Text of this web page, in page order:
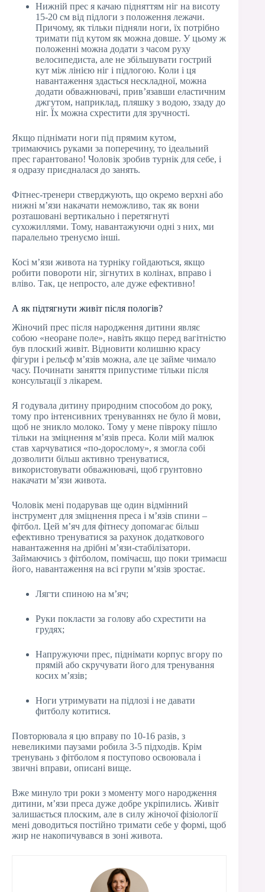
Нижній прес я качаю підняттям ніг на висоту
15-20 см від підлоги з положення лежачи.
Причому, як тільки підняли ноги, їх потрібно
тримати під кутом як можна довше. У цьому ж
положенні можна додати з часом руху
велосипедиста, але не збільшувати гострий
кут між лінією ніг і підлогою. Коли і ця
навантаження здасться нескладної, можна
додати обважнювачі, прив’язавши еластичним
джгутом, наприклад, пляшку з водою, ззаду до
ніг. Їх можна схрестити для зручності.
Якщо піднімати ноги під прямим кутом,
тримаючись руками за поперечину, то ідеальний
прес гарантовано! Чоловік зробив турнік для себе, і
я одразу приєдналася до занять.
Фітнес-тренери стверджують, що окремо верхні або
нижні м’язи накачати неможливо, так як вони
розташовані вертикально і перетягнуті
сухожиллями. Тому, навантажуючи одні з них, ми
паралельно тренуємо інші.
Косі м’язи живота на турніку гойдаються, якщо
робити повороти ніг, зігнутих в колінах, вправо і
вліво. Так, це непросто, але дуже ефективно!
А як підтягнути живіт після пологів?
Жіночий прес після народження дитини являє
собою «неоране поле», навіть якщо перед вагітністю
був плоский живіт. Відновити колишню красу
фігури і рельєф м’язів можна, але це займе чимало
часу. Починати заняття припустиме тільки після
консультації з лікарем.
Я годувала дитину природним способом до року,
тому про інтенсивних тренуваннях не було й мови,
щоб не зникло молоко. Тому у мене півроку пішло
тільки на зміцнення м’язів преса. Коли мій малюк
став харчуватися «по-дорослому», я змогла собі
дозволити більш активно тренуватися,
використовувати обважнювачі, щоб грунтовно
накачати м’язи живота.
Чоловік мені подарував ще один відмінний
інструмент для зміцнення преса і м’язів спини –
фітбол. Цей м’яч для фітнесу допомагає більш
ефективно тренуватися за рахунок додаткового
навантаження на дрібні м’язи-стабілізатори.
Займаючись з фітболом, помічаєш, що поки тримаєш
його, навантаження на всі групи м’язів зростає.
Лягти спиною на м’яч;
Руки покласти за голову або схрестити на
грудях;
Напружуючи прес, піднімати корпус вгору по
прямій або скручувати його для тренування
косих м’язів;
Ноги утримувати на підлозі і не давати
фитболу котитися.
Повторювала я цю вправу по 10-16 разів, з
невеликими паузами робила 3-5 підходів. Крім
тренувань з фітболом я поступово освоювала і
звичні вправи, описані вище.
Вже минуло три роки з моменту мого народження
дитини, м’язи преса дуже добре укріпились. Живіт
залишається плоским, але в силу жіночої фізіології
мені доводиться постійно тримати себе у формі, щоб
жир не накопичувався в зоні живота.